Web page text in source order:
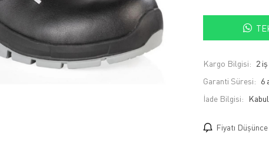
Kargo Bilgisi: 2
Garanti Süresi: 6
İade Bilgisi:
Fiyatı